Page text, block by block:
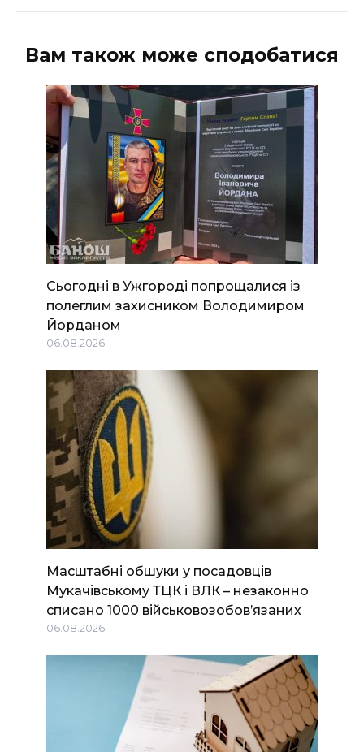
Вам також може сподобатися
Сьогодні в Ужгороді попрощалися із
полеглим захисником Володимиром
Йорданом
06.08.2026
Масштабні обшуки у посадовців
Мукачівському ТЦК і ВЛК – незаконно
списано 1000 військовозобов’язаних
06.08.2026